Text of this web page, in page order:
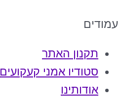
עמודים
תקנון האתר
סטודיו אמני קעקועים
אודותינו